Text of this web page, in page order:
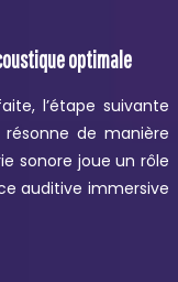
optimale
l’étape suivante
de manière
sonore joue un rôle
auditive immersive